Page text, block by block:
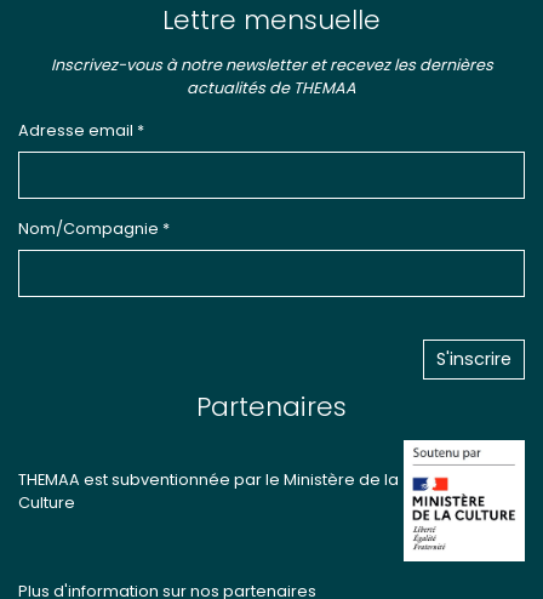
Lettre mensuelle
Inscrivez-vous à notre newsletter et recevez les dernières
actualités de THEMAA
Adresse email *
Nom/Compagnie *
Partenaires
THEMAA est subventionnée par le Ministère de la
Culture
Plus d'information sur nos partenaires